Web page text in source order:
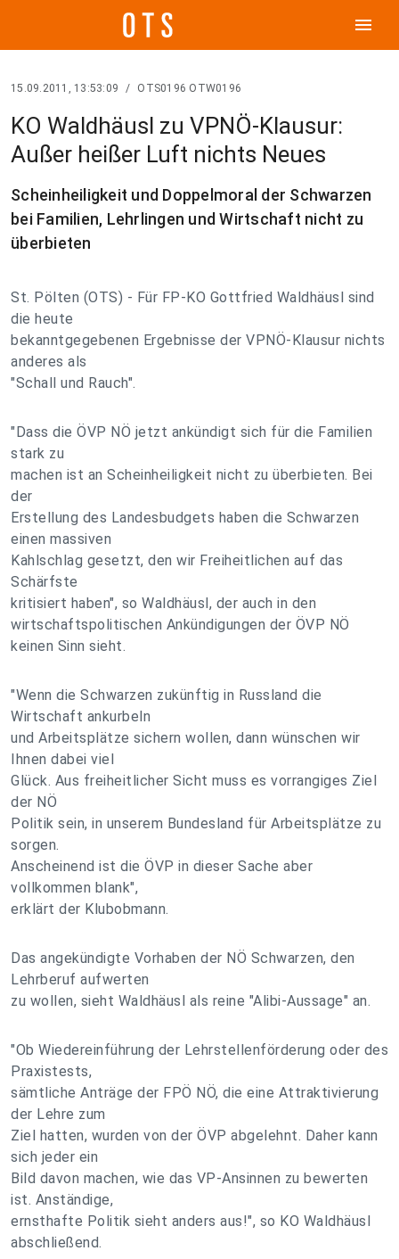
menu
15.09.2011, 13:53:09 / OTS0196 OTW0196
KO Waldhäusl zu VPNÖ-Klausur:
Außer heißer Luft nichts Neues
Scheinheiligkeit und Doppelmoral der Schwarzen
bei Familien, Lehrlingen und Wirtschaft nicht zu
überbieten
St. Pölten (OTS) - Für FP-KO Gottfried Waldhäusl sind
die heute
bekanntgegebenen Ergebnisse der VPNÖ-Klausur nichts
anderes als
"Schall und Rauch".
"Dass die ÖVP NÖ jetzt ankündigt sich für die Familien
stark zu
machen ist an Scheinheiligkeit nicht zu überbieten. Bei
der
Erstellung des Landesbudgets haben die Schwarzen
einen massiven
Kahlschlag gesetzt, den wir Freiheitlichen auf das
Schärfste
kritisiert haben", so Waldhäusl, der auch in den
wirtschaftspolitischen Ankündigungen der ÖVP NÖ
keinen Sinn sieht.
"Wenn die Schwarzen zukünftig in Russland die
Wirtschaft ankurbeln
und Arbeitsplätze sichern wollen, dann wünschen wir
Ihnen dabei viel
Glück. Aus freiheitlicher Sicht muss es vorrangiges Ziel
der NÖ
Politik sein, in unserem Bundesland für Arbeitsplätze zu
sorgen.
Anscheinend ist die ÖVP in dieser Sache aber
vollkommen blank",
erklärt der Klubobmann.
Das angekündigte Vorhaben der NÖ Schwarzen, den
Lehrberuf aufwerten
zu wollen, sieht Waldhäusl als reine "Alibi-Aussage" an.
"Ob Wiedereinführung der Lehrstellenförderung oder des
Praxistests,
sämtliche Anträge der FPÖ NÖ, die eine Attraktivierung
der Lehre zum
Ziel hatten, wurden von der ÖVP abgelehnt. Daher kann
sich jeder ein
Bild davon machen, wie das VP-Ansinnen zu bewerten
ist. Anständige,
ernsthafte Politik sieht anders aus!", so KO Waldhäusl
abschließend.